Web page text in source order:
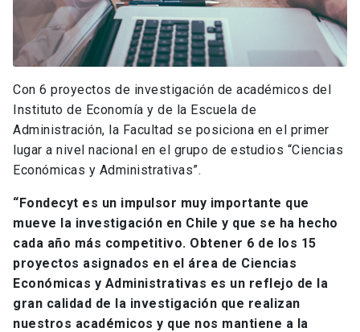
Con 6 proyectos de investigación de académicos del
Instituto de Economía y de la Escuela de
Administración, la Facultad se posiciona en el primer
lugar a nivel nacional en el grupo de estudios “Ciencias
Económicas y Administrativas”.
“Fondecyt es un impulsor muy importante que
mueve la investigación en Chile y que se ha hecho
cada año más competitivo. Obtener 6 de los 15
proyectos asignados en el área de Ciencias
Económicas y Administrativas es un reflejo de la
gran calidad de la investigación que realizan
nuestros académicos y que nos mantiene a la